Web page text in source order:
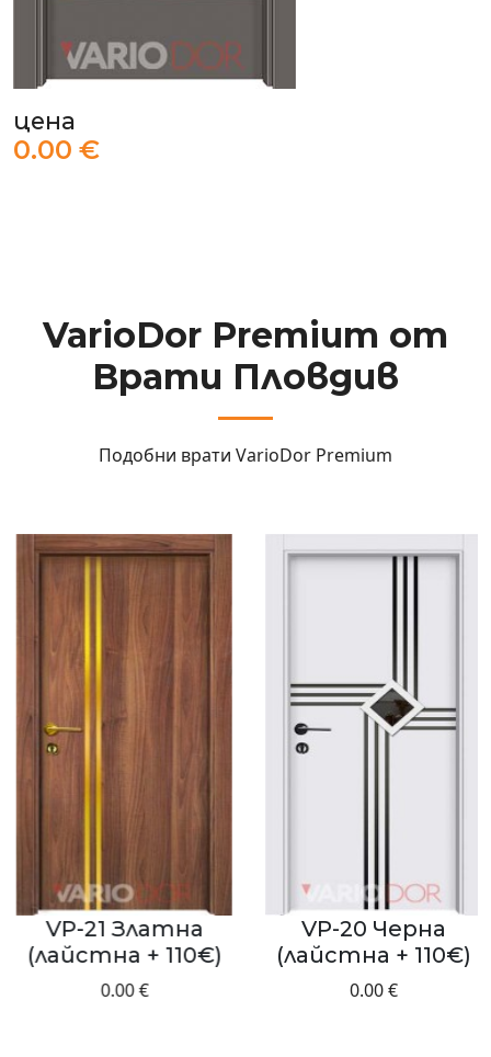
цена
0.00 €
VarioDor Premium от
Врати Пловдив
Подобни врати VarioDor Premium
VP-21 Златна
(лайстна + 110€)
0.00 €
VP-20 Черна
(лайстна + 110€)
0.00 €